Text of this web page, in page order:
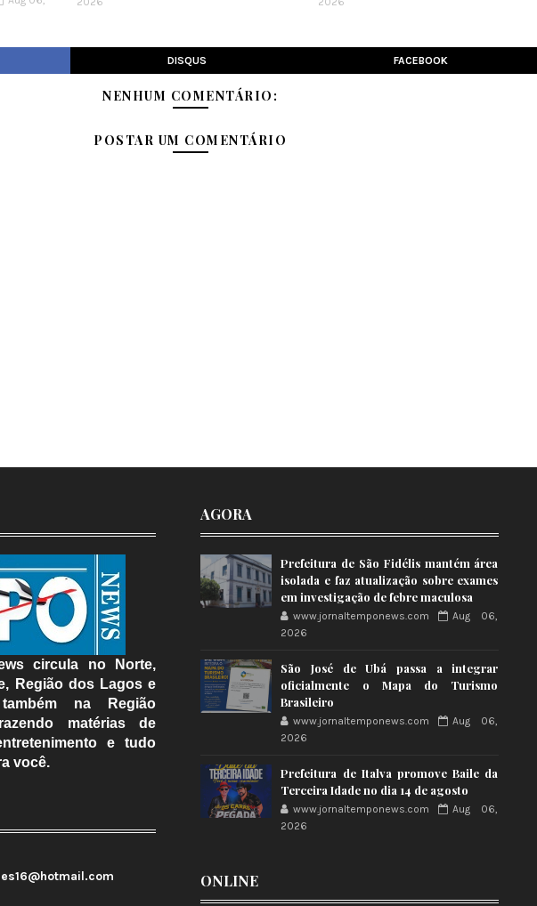
DISQUS FACEBOOK
NENHUM COMENTÁRIO:
POSTAR UM COMENTÁRIO
circula no Norte,
Região dos Lagos e
na Região
matérias de
e tudo
você.
AGORA
Prefeitura de São Fidélis mantém área
isolada e faz atualização sobre exames
em investigação de febre maculosa
www.jornaltemponews.com
Aug 06,
2026
São José de Ubá passa a integrar
oficialmente o Mapa do Turismo
Brasileiro
www.jornaltemponews.com
Aug 06,
2026
Prefeitura de Italva promove Baile da
Terceira Idade no dia 14 de agosto
www.jornaltemponews.com
Aug 06,
2026
ONLINE